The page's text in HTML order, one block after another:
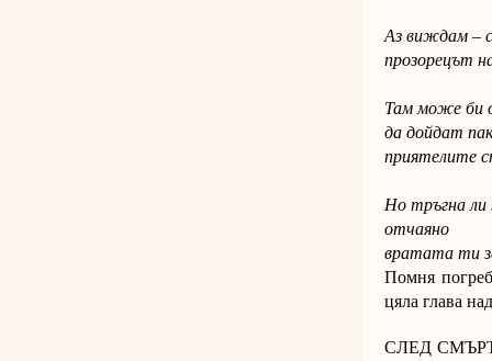
Аз виждам –
прозорецът
Там може би
да дойдат пак
приятелите
Но тръгна
отчаяно
вратата ти
Помня
цяла глава
СЛЕД